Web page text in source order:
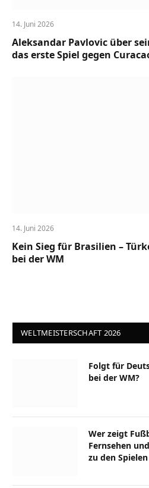
14. Juni 2026
Aleksandar Pavlovic über
das erste Spiel gegen
14. Juni 2026
Kein Sieg für Brasilien –
bei der WM
WELTMEISTERSCHAFT 2026
Folgt für
bei der WM?
Wer zeigt
Fernsehen
zu den Spielen